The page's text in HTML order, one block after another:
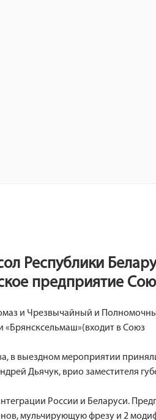
Республики
предприятие
и Чрезвычайный и
«Брянсксельмаш»(входит в Союз
в выездном мероприятии
Дьячук, врио заместителя
России и Беларуси.
мульчирующую фрезу и 2